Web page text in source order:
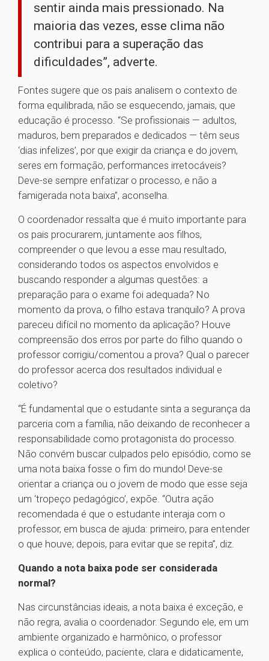
sentir ainda mais pressionado. Na
maioria das vezes, esse clima não
contribui para a superação das
dificuldades”, adverte.
Fontes sugere que os pais analisem o contexto de
forma equilibrada, não se esquecendo, jamais, que
educação é processo. “Se profissionais — adultos,
maduros, bem preparados e dedicados — têm seus
‘dias infelizes’, por que exigir da criança e do jovem,
seres em formação, performances irretocáveis?
Deve-se sempre enfatizar o processo, e não a
famigerada nota baixa”, aconselha.
O coordenador ressalta que é muito importante para
os pais procurarem, juntamente aos filhos,
compreender o que levou a esse mau resultado,
considerando todos os aspectos envolvidos e
buscando responder a algumas questões: a
preparação para o exame foi adequada? No
momento da prova, o filho estava tranquilo? A prova
pareceu difícil no momento da aplicação? Houve
compreensão dos erros por parte do filho quando o
professor corrigiu/comentou a prova? Qual o parecer
do professor acerca dos resultados individual e
coletivo?
“É fundamental que o estudante sinta a segurança da
parceria com a família, não deixando de reconhecer a
responsabilidade como protagonista do processo.
Não convém buscar culpados pelo episódio, como se
uma nota baixa fosse o fim do mundo! Deve-se
orientar a criança ou o jovem de modo que esse seja
um ‘tropeço pedagógico’, expõe. “Outra ação
recomendada é que o estudante interaja com o
professor, em busca de ajuda: primeiro, para entender
o que houve; depois, para evitar que se repita”, diz.
Quando a nota baixa pode ser considerada
normal?
Nas circunstâncias ideais, a nota baixa é exceção, e
não regra, avalia o coordenador. Segundo ele, em um
ambiente organizado e harmônico, o professor
explica o conteúdo, paciente, clara e didaticamente,